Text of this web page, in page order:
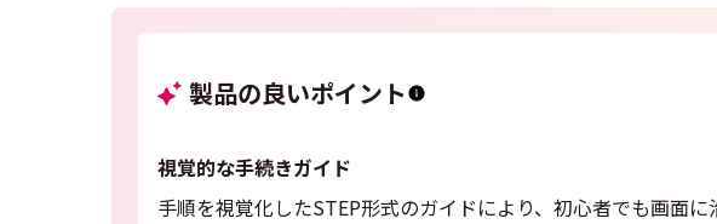
製品の良いポイント
視覚的な手続きガイド
手順を視覚化したSTEP形式のガイドにより、初心者でも画面